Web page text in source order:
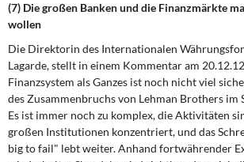
(7) Die großen Banken und die Finanzmärkte
wollen
Die Direktorin des Internationalen
Lagarde, stellt in einem Kommentar am
Finanzsystem als Ganzes ist noch nicht viel
des Zusammenbruchs von Lehman Brothers im
Es ist immer noch zu komplex, die Aktivitäten
großen Institutionen konzentriert, und das
big to fail" lebt weiter. Anhand fortwährender